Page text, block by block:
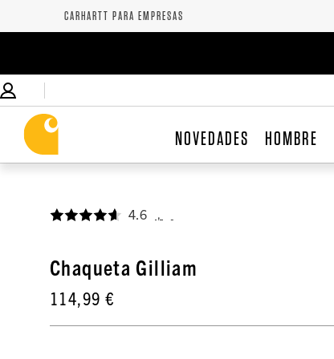
CARHARTT PARA EMPRESAS
NOVEDADES HOMBRE
4.6
Chaqueta Gilliam
114,99 €